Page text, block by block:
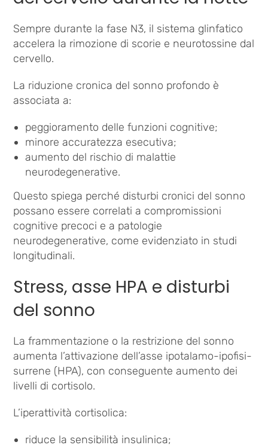
Sempre durante la fase N3, il sistema glinfatico
accelera la rimozione di scorie e neurotossine dal
cervello.
La riduzione cronica del sonno profondo è
associata a:
peggioramento delle funzioni cognitive;
minore accuratezza esecutiva;
aumento del rischio di malattie
neurodegenerative.
Questo spiega perché disturbi cronici del sonno
possano essere correlati a compromissioni
cognitive precoci e a patologie
neurodegenerative, come evidenziato in studi
longitudinali.
Stress, asse HPA e disturbi
del sonno
La frammentazione o la restrizione del sonno
aumenta l’attivazione dell’asse ipotalamo-ipofisi-
surrene (HPA), con conseguente aumento dei
livelli di cortisolo.
L’iperattività cortisolica:
riduce la sensibilità insulinica;